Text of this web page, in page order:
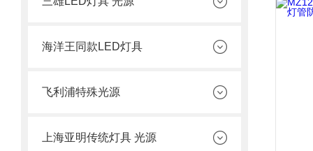
海洋王同款LED灯具
飞利浦特殊光源
上海亚明传统灯具 光源